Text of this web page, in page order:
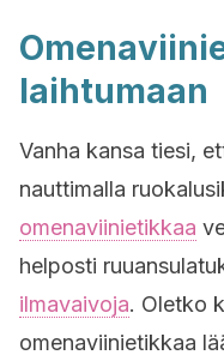
laihtumaan
Vanha kansa tiesi,
nauttimalla
omenaviinietikkaa
helposti
ilmavaivoja. Oletko
omenaviinietikkaa